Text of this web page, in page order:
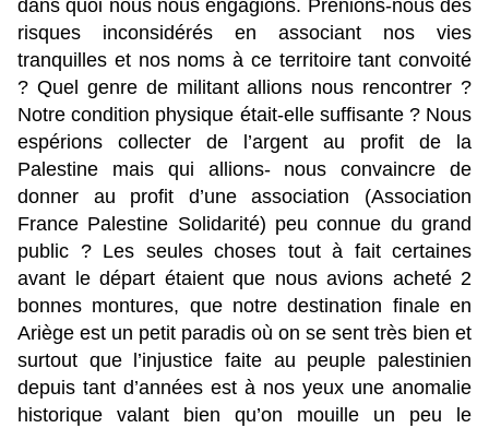
dans quoi nous nous engagions. Prenions-nous des
risques inconsidérés en associant nos vies
tranquilles et nos noms à ce territoire tant convoité
? Quel genre de militant allions nous rencontrer ?
Notre condition physique était-elle suffisante ? Nous
espérions collecter de l’argent au profit de la
Palestine mais qui allions- nous convaincre de
donner au profit d’une association (Association
France Palestine Solidarité) peu connue du grand
public ? Les seules choses tout à fait certaines
avant le départ étaient que nous avions acheté 2
bonnes montures, que notre destination finale en
Ariège est un petit paradis où on se sent très bien et
surtout que l’injustice faite au peuple palestinien
depuis tant d’années est à nos yeux une anomalie
historique valant bien qu’on mouille un peu le